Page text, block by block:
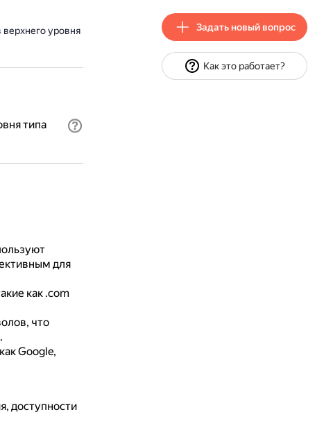
уровня
типа
для
как .com
что
Google,
доступности
Задать новый вопрос
Как это работает?